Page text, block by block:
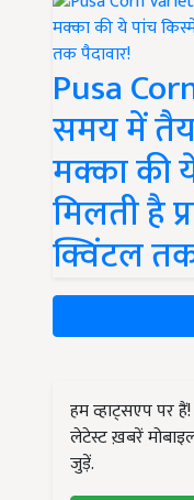
Pusa
समय में
मक्का की
मिलती है
क्विंटल
हम व्हाट्सएप पर
लेटेस्ट ख़बरें
जुड़ें.